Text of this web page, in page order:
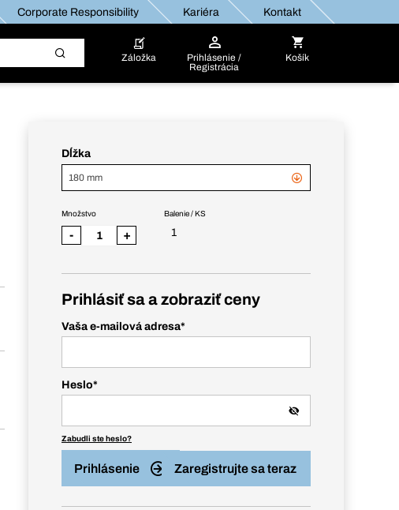
Corporate Responsibility Kariéra Kontakt
Záložka
Prihlásenie /
Registrácia
Košík
Dĺžka
180 mm
Balenie / KS
1
Množstvo
- +
Prihlásiť sa a zobraziť ceny
Vaša e-mailová adresa*
Heslo*
Zabudli ste heslo?
Prihlásenie Zaregistrujte sa teraz